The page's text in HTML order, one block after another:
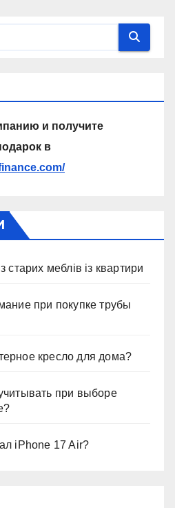
и получите
в
старих меблів із квартири
при покупке трубы
кресло для дома?
при выборе
iPhone 17 Air?